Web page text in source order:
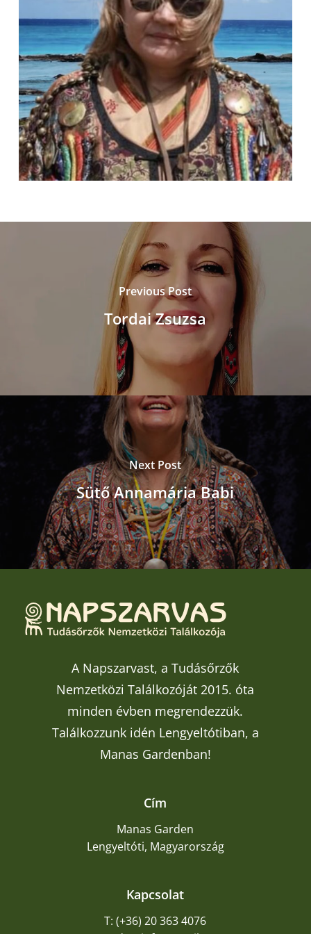
Previous Post
Tordai Zsuzsa
Next Post
Sütő Annamária Babi
A Napszarvast, a Tudásőrzők
Nemzetközi Találkozóját 2015. óta
minden évben megrendezzük.
Találkozzunk idén Lengyeltótiban, a
Manas Gardenban!
Cím
Manas Garden
Lengyeltóti, Magyarország
Kapcsolat
T: (+36) 20 363 4076